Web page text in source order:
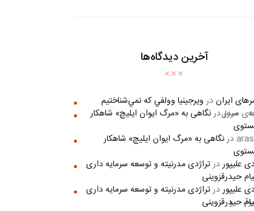
یادمانی جامعه مبدل
گالری دو بوآ، و
آخرین دیدگاه‌ها
ایراندرويرجينيا وولفي كه نمي‌شناختيم
سروردرنگاهی به «مرگ ايوان ايليچ» شاهکار
درنگاهی به «مرگ ايوان ايليچ» شاهکار
علیپوردرتراژدی مدرنیته و توسعه سرمایه داری
حیدرقزوینی
علیپوردرتراژدی مدرنیته و توسعه سرمایه داری
حیدرقزوینی